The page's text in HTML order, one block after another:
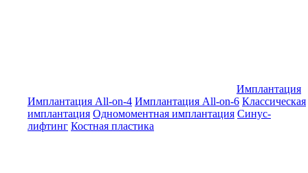
Имплантация
Имплантация All-on-4 Имплантация All-on-6 Классическая
имплантация Одномоментная имплантация Синус-
лифтинг Костная пластика